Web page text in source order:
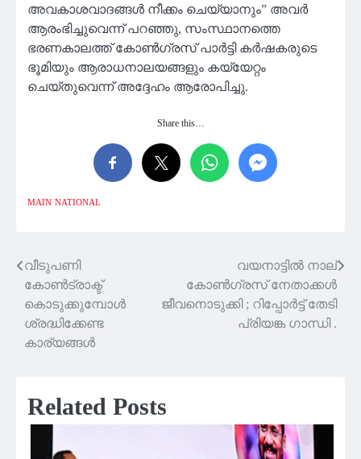
അവകാശവാദങ്ങൾ നീക്കം ചെയ്യാനും” അവർ
ആരംഭിച്ചുവെന്ന് പറഞ്ഞു, സംസ്ഥാനത്തെ
ഭരണകാലത്ത് കോൺഗ്രസ് പാർട്ടി കർഷകരുടെ
ഭൂമിയും ആരാധനാലയങ്ങളും കയ്യേറ്റം
ചെയ്തുവെന്ന് അദ്ദേഹം ആരോപിച്ചു.
Share this…
MAIN NATIONAL
Post
navigation
വീടുപണി
കോൺട്രാക്ട്
കൊടുക്കുമ്പോൾ
ശ്രദ്ധിക്കേണ്ട
കാര്യങ്ങൾ
വയനാട്ടിൽ നാല്
കോൺഗ്രസ് നേതാക്കൾ
ജീവനൊടുക്കി ; റിപ്പോർട്ട് തേടി
പ്രിയങ്ക ഗാന്ധി .
Related Posts